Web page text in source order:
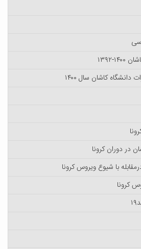
۱۳۹۲
کاشان سال ۱۴۰۰
در دوران کرونا
با شیوع ویروس کرونا
کرونا